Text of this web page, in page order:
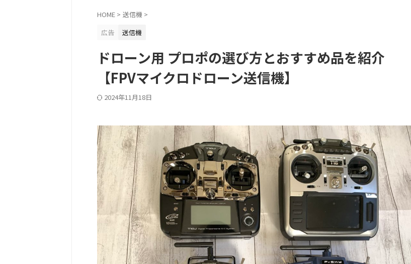
HOME > 送信機 >
広告
送信機
ドローン用 プロポの選び方とおすすめ品を紹介
【FPVマイクロドローン送信機】
2024年11月18日